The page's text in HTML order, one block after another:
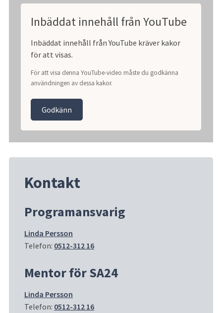
Inbäddat innehåll från YouTube
Inbäddat innehåll från YouTube kräver kakor
för att visas.
För att visa denna YouTube-video måste du godkänna
användningen av dessa kakor.
Godkänn
Kontakt
Programansvarig
Linda Persson
Telefon: 0512-312 16
Mentor för SA24
Linda Persson
Telefon: 0512-312 16